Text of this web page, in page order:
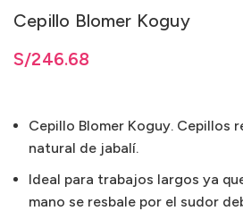
Cepillo Blomer Koguy
S/246.68
Cepillo Blomer Koguy. Cepillos
natural de jabalí.
Ideal para trabajos largos ya
mano se resbale por el sudor